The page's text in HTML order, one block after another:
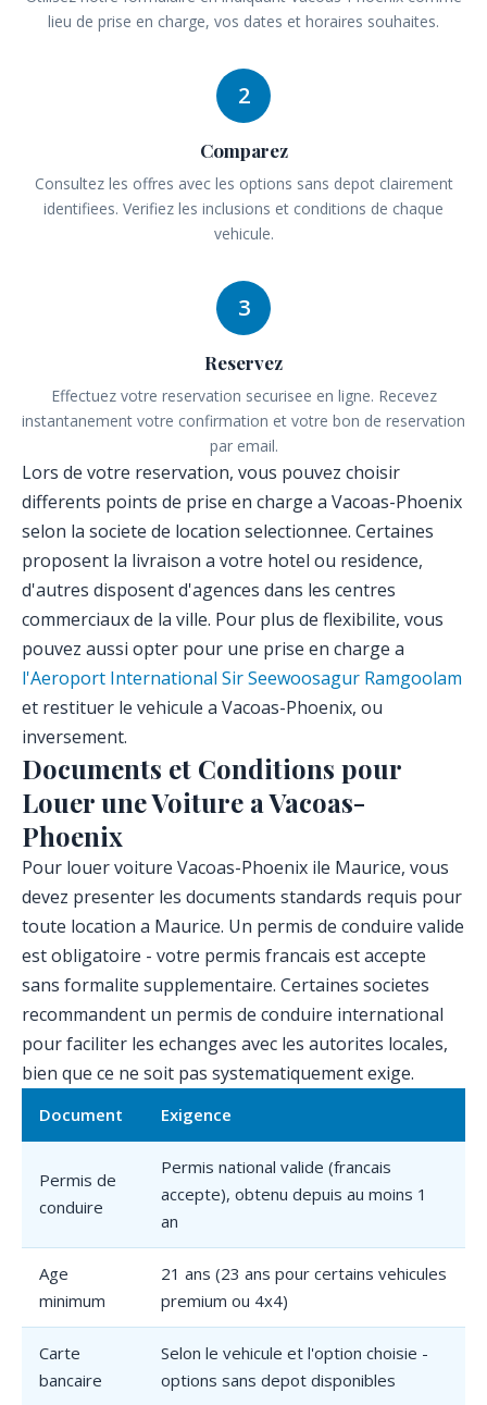
lieu de prise en charge, vos dates et horaires souhaites.
2
Comparez
Consultez les offres avec les options sans depot clairement
identifiees. Verifiez les inclusions et conditions de chaque
vehicule.
3
Reservez
Effectuez votre reservation securisee en ligne. Recevez
instantanement votre confirmation et votre bon de reservation
par email.
Lors de votre reservation, vous pouvez choisir
differents points de prise en charge a Vacoas-Phoenix
selon la societe de location selectionnee. Certaines
proposent la livraison a votre hotel ou residence,
d'autres disposent d'agences dans les centres
commerciaux de la ville. Pour plus de flexibilite, vous
pouvez aussi opter pour une prise en charge a
l'Aeroport International Sir Seewoosagur Ramgoolam
et restituer le vehicule a Vacoas-Phoenix, ou
inversement.
Documents et Conditions pour
Louer une Voiture a Vacoas-
Phoenix
Pour louer voiture Vacoas-Phoenix ile Maurice, vous
devez presenter les documents standards requis pour
toute location a Maurice. Un permis de conduire valide
est obligatoire - votre permis francais est accepte
sans formalite supplementaire. Certaines societes
recommandent un permis de conduire international
pour faciliter les echanges avec les autorites locales,
bien que ce ne soit pas systematiquement exige.
Document Exigence
Permis de
conduire
Permis national valide (francais
accepte), obtenu depuis au moins 1
an
Age
minimum
21 ans (23 ans pour certains vehicules
premium ou 4x4)
Carte
bancaire
Selon le vehicule et l'option choisie -
options sans depot disponibles